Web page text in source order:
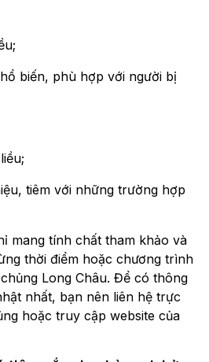
biến, phù hợp với người bị
tiêm với những trường hợp
mang tính chất tham khảo và
thời điểm hoặc chương trình
Long Châu. Để có thông
nhất, bạn nên liên hệ trực
hoặc truy cập website của